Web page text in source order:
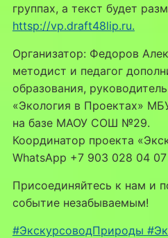
группах, а текст будет
httsp://vp.draft48lip.ru.
Организатор: Федоров
методист и педагог
образования,
«Экология в Проектах»
на базе МАОУ СОШ №29.
Координатор проекта
WhatsApp +7 903 028 04 07
Присоединяйтесь к нам и
событие незабываемым!
#ЭкскурсоводПрироды